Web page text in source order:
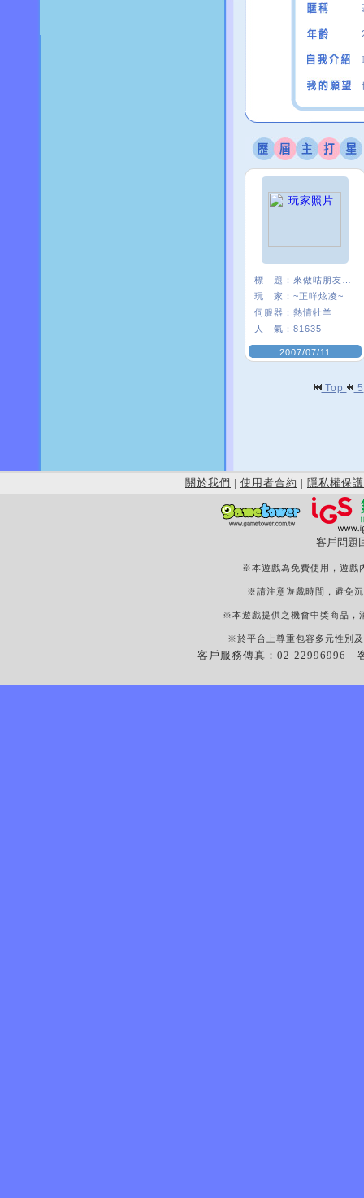
標 題：
玩 家： ~正咩炫凌~
伺服器： 熱情牡羊
人 氣： 81635
2007/07/11
Top 5
關於我們 | 使用者合約 | 隱私權保護
客戶問題
※本遊戲為免費使用，遊戲
※請注意遊戲時間，避免
※本遊戲提供之機會中獎商品，
※於平台上尊重包容多元性別
客戶服務傳真：02-22996996